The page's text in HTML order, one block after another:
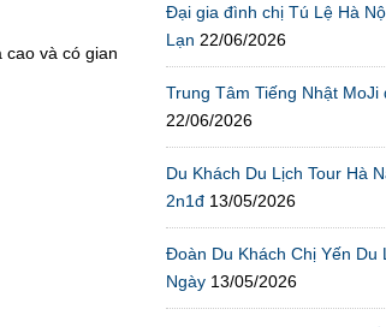
cao và có gian
Đại gia đình chị Tú Lệ Hà
Lạn 22/06/2026
Trung Tâm Tiếng Nhật MoJi
22/06/2026
Du Khách Du Lịch Tour Hà
2n1đ 13/05/2026
Đoàn Du Khách Chị Yến Du
Ngày 13/05/2026